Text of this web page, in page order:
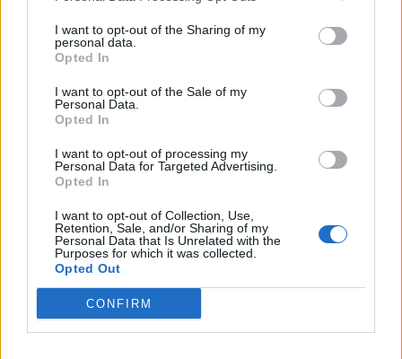
I want to opt-out of the Sharing of my
personal data.
Opted In
I want to opt-out of the Sale of my
Personal Data.
Opted In
I want to opt-out of processing my
Personal Data for Targeted Advertising.
Opted In
I want to opt-out of Collection, Use,
Retention, Sale, and/or Sharing of my
Personal Data that Is Unrelated with the
Purposes for which it was collected.
Opted Out
CONFIRM
esigenze della clientela.
un’assicurazione per la cauzione d’affitto insieme ad AXA. I
potenziali contraenti riceveranno l’offerta nel momento più
AXA Svizzera, spiega che questo dettaglio costituisce un grande
valore aggiunto per loro: «Grazie alla collaborazione con
secondo l’occorrenza, ad esempio quando stanno per traslocare.»
Da qui alla fine dell’anno è previsto l’integrazione di ulteriori
prodotti, come ad esempio un’assicurazione di protezione
giuridica, un’assicurazione viaggi e un’assicurazione veicoli a